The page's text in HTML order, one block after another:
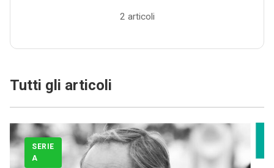
2 articoli
Tutti gli articoli
SERIE
A